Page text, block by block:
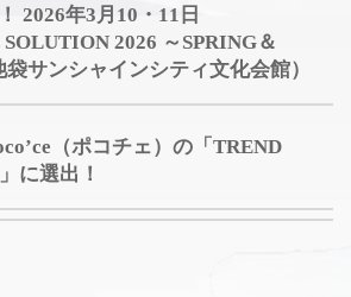
2026年3月10・11日
SOLUTION 2026 ～SPRING＆
サンシャインシティ文化会館）
（ポコチェ）の「TREND
に選出！